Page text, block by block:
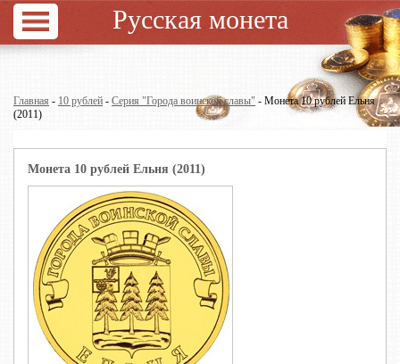
Русская монета
Главная - 10 рублей - Серия "Города воинской славы" - Монета 10 рублей Ельня
(2011)
Монета 10 рублей Ельня (2011)